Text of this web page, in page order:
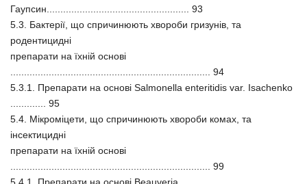
Гаупсин.................................................... 93
5.3. Бактерії, що спричинюють хвороби гризунів, та
родентицидні
препарати на їхній основі
......................................................................... 94
5.3.1. Препарати на основі Salmonella enteritidis var. Isachenko
............. 95
5.4. Мікроміцети, що спричинюють хвороби комах, та
інсектицидні
препарати на їхній основі
......................................................................... 99